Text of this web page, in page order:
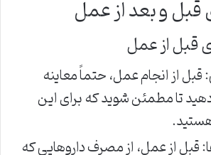
از انجام عمل، حتماً معاینه
تا مطمئن شوید که برای این
قبل از عمل، از مصرف داروهایی که